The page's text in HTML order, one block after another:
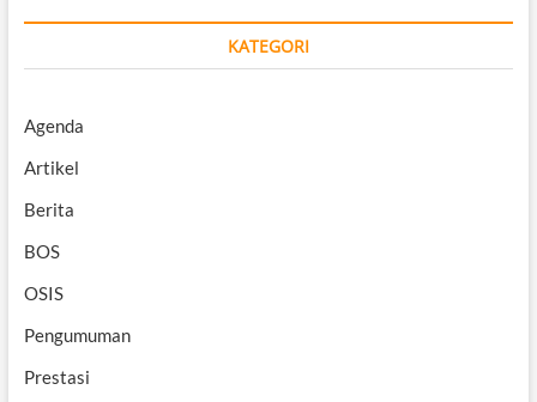
KATEGORI
Agenda
Artikel
Berita
BOS
OSIS
Pengumuman
Prestasi